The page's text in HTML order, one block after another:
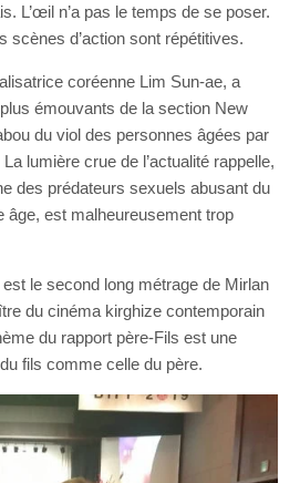
L’œil n’a pas le temps de se poser.
scènes d’action sont répétitives.
coréenne Lim Sun-ae, a
émouvants de la section New
du viol des personnes âgées par
lumière crue de l’actualité rappelle,
des prédateurs sexuels abusant du
âge, est malheureusement trop
le second long métrage de Mirlan
du cinéma kirghize contemporain
du rapport père-Fils est une
fils comme celle du père.